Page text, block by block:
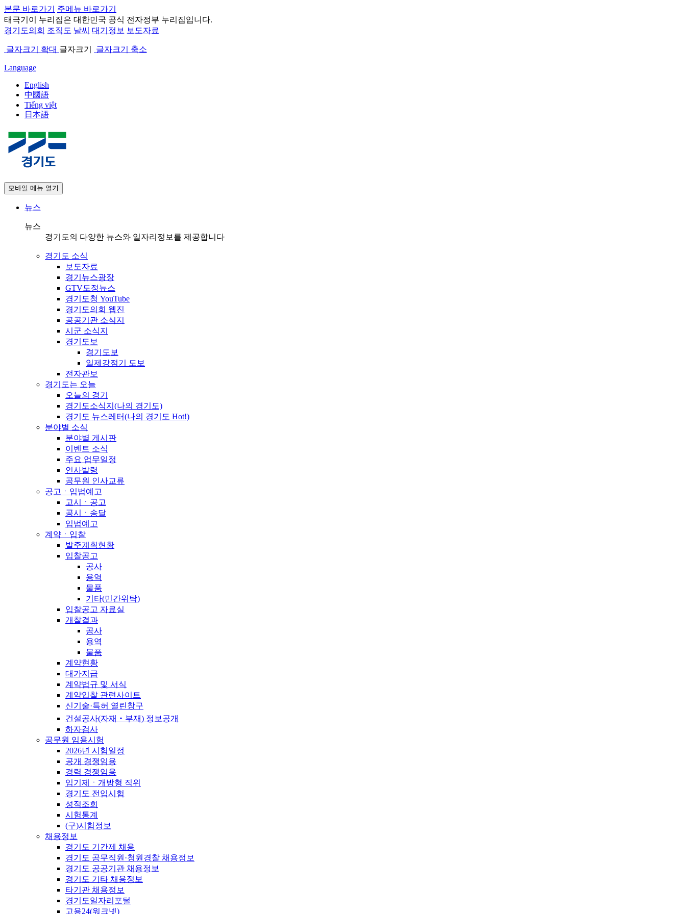
본문 바로가기
주메뉴 바로가기
태극기 이 누리집은 대한민국 공식 전자정부 누리집입니다.
경기도의회 조직도 날씨 대기정보 보도자료
글자크기 확대 글자크기 글자크기 축소
Language
English
中國語
Tiếng việt
日本語
모바일 메뉴 열기
뉴스
뉴스
경기도의 다양한 뉴스와 일자리정보를 제공합니다
경기도 소식
보도자료
경기뉴스광장
GTV도정뉴스
경기도청 YouTube
경기도의회 웹진
공공기관 소식지
시군 소식지
경기도보
경기도보
일제강점기 도보
전자관보
경기도는 오늘
오늘의 경기
경기도소식지(나의 경기도)
경기도 뉴스레터(나의 경기도 Hot!)
분야별 소식
분야별 게시판
이벤트 소식
주요 업무일정
인사발령
공무원 인사교류
공고ㆍ입법예고
고시ㆍ공고
공시ㆍ송달
입법예고
계약ㆍ입찰
발주계획현황
입찰공고
공사
용역
물품
기타(민간위탁)
입찰공고 자료실
개찰결과
공사
용역
물품
계약현황
대가지급
계약법규 및 서식
계약입찰 관련사이트
신기술·특허 열린창구
건설공사(자재‧부재) 정보공개
하자검사
공무원 임용시험
2026년 시험일정
공개 경쟁임용
경력 경쟁임용
임기제ㆍ개방형 직위
경기도 전입시험
성적조회
시험통계
(구)시험정보
채용정보
경기도 기간제 채용
경기도 공무직원·청원경찰 채용정보
경기도 공공기관 채용정보
경기도 기타 채용정보
타기관 채용정보
경기도일자리포털
고용24(워크넷)